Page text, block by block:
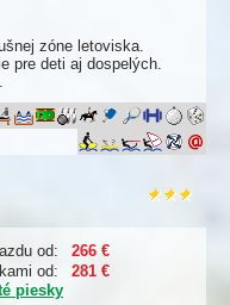
zóne letoviska.
pre deti aj dospelých.
od:
266 €
od:
281 €
piesky